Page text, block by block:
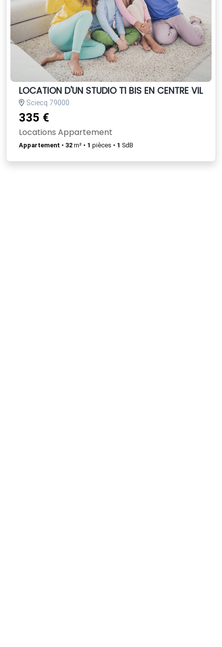
LOCATION D'UN STUDIO T1 BIS EN CENTRE VILLE
Sciecq 79000
335 €
Locations Appartement
Appartement • 32 m² • 1 pièces • 1 SdB